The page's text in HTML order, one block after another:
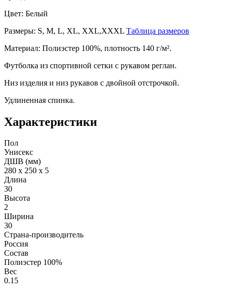
Цвет: Белый
Размеры: S, M, L, XL, XXL,XXXL Таблица размеров
Материал: Полиэстер 100%, плотность 140 г/м².
Футболка из спортивной сетки с рукавом реглан.
Низ изделия и низ рукавов с двойной отстрочкой.
Удлиненная спинка.
Характеристики
Пол
Унисекс
ДШВ (мм)
280 х 250 х 5
Длина
30
Высота
2
Ширина
30
Страна-производитель
Россия
Состав
Полиэстер 100%
Вес
0.15